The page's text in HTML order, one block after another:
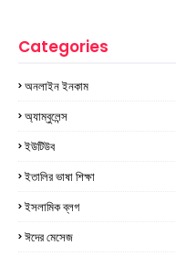
Categories
অনলাইন ইনকাম
অ্যাম্বুলেন্স
ইউটিউব
ইতালির ভাষা শিক্ষা
ইসলামিক ব্লগ
ঈদের মেসেজ